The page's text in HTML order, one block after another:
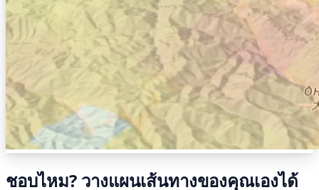
ชอบไหม? วางแผนเส้นทางของคุณเองได้